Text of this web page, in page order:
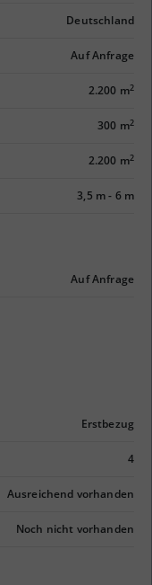
Deutschland
Auf Anfrage
2.200 m2
300 m2
2.200 m2
3,5 m- 6 m
Auf Anfrage
Erstbezug
4
Ausreichend vorhanden
Noch nicht vorhanden